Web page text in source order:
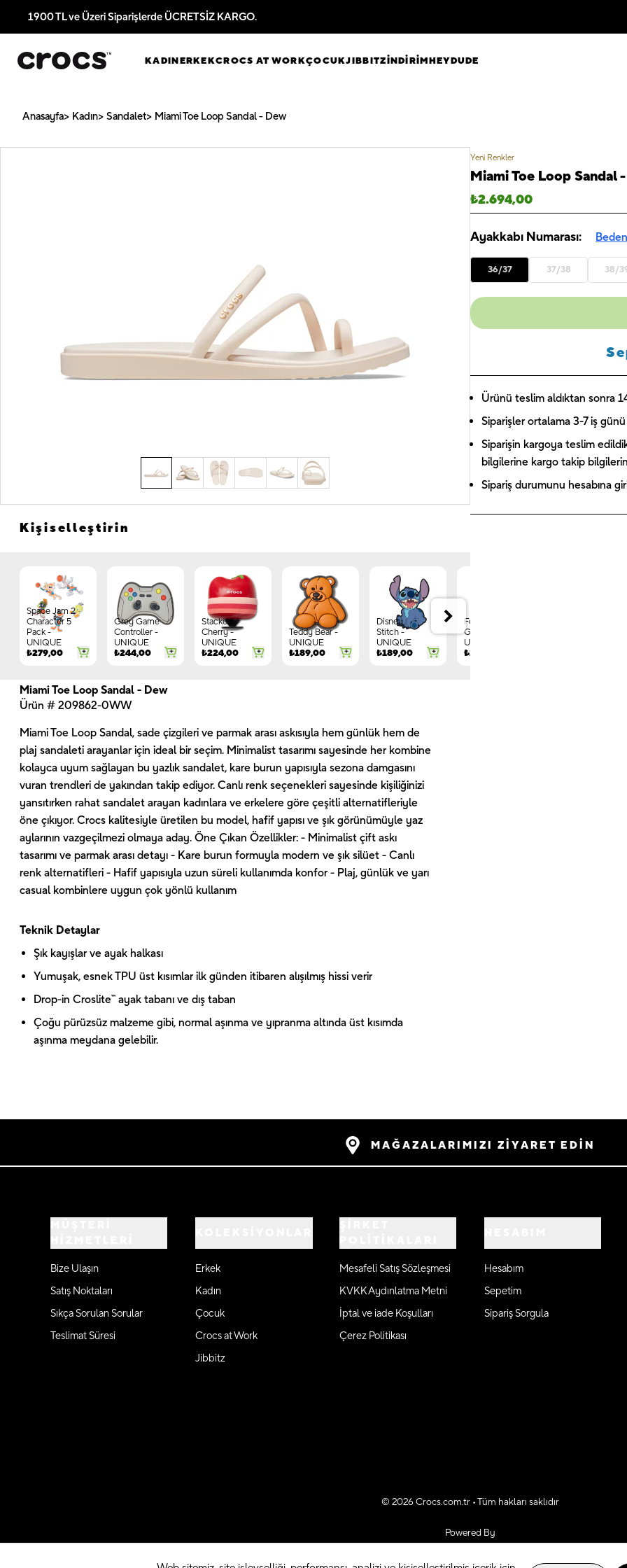
1900 TL ve Üzeri Siparişlerde ÜCRETSİZ KARGO.
KADINERKEKCROCS AT WORKÇOCUKJIBBITZİNDİRİMHEYDUDE
Anasayfa Kadın Sandalet Miami Toe Loop Sandal - Dew
Kişiselleştirin
Space Jam 2
Character 5
Pack -
UNIQUE
₺279,00
Grey Game
Controller -
UNIQUE
₺244,00
Stacked
Cherry -
UNIQUE
₺224,00
Teddy Bear -
UNIQUE
₺189,00
Disney
Stitch -
UNIQUE
₺189,00
Forest
Gnome -
UNIQUE
₺149,00
Miami Toe Loop Sandal - Dew
Ürün # 209862-0WW
Miami Toe Loop Sandal, sade çizgileri ve parmak arası askısıyla hem günlük hem de
plaj sandaleti arayanlar için ideal bir seçim. Minimalist tasarımı sayesinde her kombine
kolayca uyum sağlayan bu yazlık sandalet, kare burun yapısıyla sezona damgasını
vuran trendleri de yakından takip ediyor. Canlı renk seçenekleri sayesinde kişiliğinizi
yansıtırken rahat sandalet arayan kadınlara ve erkelere göre çeşitli alternatifleriyle
öne çıkıyor. Crocs kalitesiyle üretilen bu model, hafif yapısı ve şık görünümüyle yaz
aylarının vazgeçilmezi olmaya aday. Öne Çıkan Özellikler: - Minimalist çift askı
tasarımı ve parmak arası detayı - Kare burun formuyla modern ve şık silüet - Canlı
renk alternatifleri - Hafif yapısıyla uzun süreli kullanımda konfor - Plaj, günlük ve yarı
casual kombinlere uygun çok yönlü kullanım
Teknik Detaylar
Şık kayışlar ve ayak halkası
Yumuşak, esnek TPU üst kısımlar ilk günden itibaren alışılmış hissi verir
Drop-in Croslite™ ayak tabanı ve dış taban
Çoğu pürüzsüz malzeme gibi, normal aşınma ve yıpranma altında üst kısımda
aşınma meydana gelebilir.
Yeni Renkler
Miami Toe Loop Sandal
₺2.694,00
Ayakkabı Numarası:
36/37 37/38 38/
Ürünü teslim aldıktan sonra
Siparişler ortalama 3-7 iş
Siparişin kargoya teslim
bilgilerine kargo takip
Sipariş durumunu hesabına
MAĞAZALARIMIZI ZİYARET EDİN
Bize Ulaşın
Satış Noktaları
Sıkça Sorulan Sorular
Teslimat Süresi
Erkek
Kadın
Çocuk
Crocs at Work
Jibbitz
Mesafeli Satış Sözleşmesi
KVKK Aydınlatma Metni
İptal ve iade Koşulları
Çerez Politikası
Hesabım
Sepetim
Sipariş Sorgula
© 2026 Crocs.com.tr • Tüm hakları saklıdır
Powered By